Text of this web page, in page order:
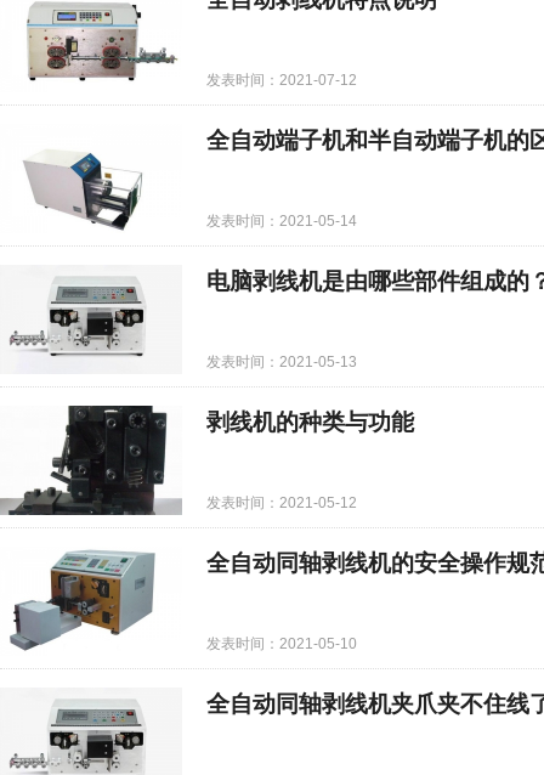
发表时间：2021-07-12
全自动端子机和半自动端子机的
发表时间：2021-05-14
电脑剥线机是由哪些部件组成的
发表时间：2021-05-13
剥线机的种类与功能
发表时间：2021-05-12
全自动同轴剥线机的安全操作规
发表时间：2021-05-10
全自动同轴剥线机夹爪夹不住线